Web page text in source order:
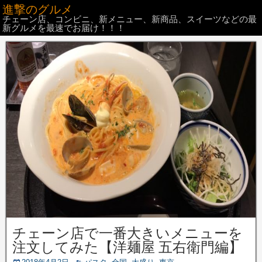
進撃のグルメ
チェーン店、コンビニ、新メニュー、新商品、スイーツなどの最
新グルメを最速でお届け！！！
チェーン店で一番大きいメニューを
注文してみた【洋麺屋 五右衛門編】